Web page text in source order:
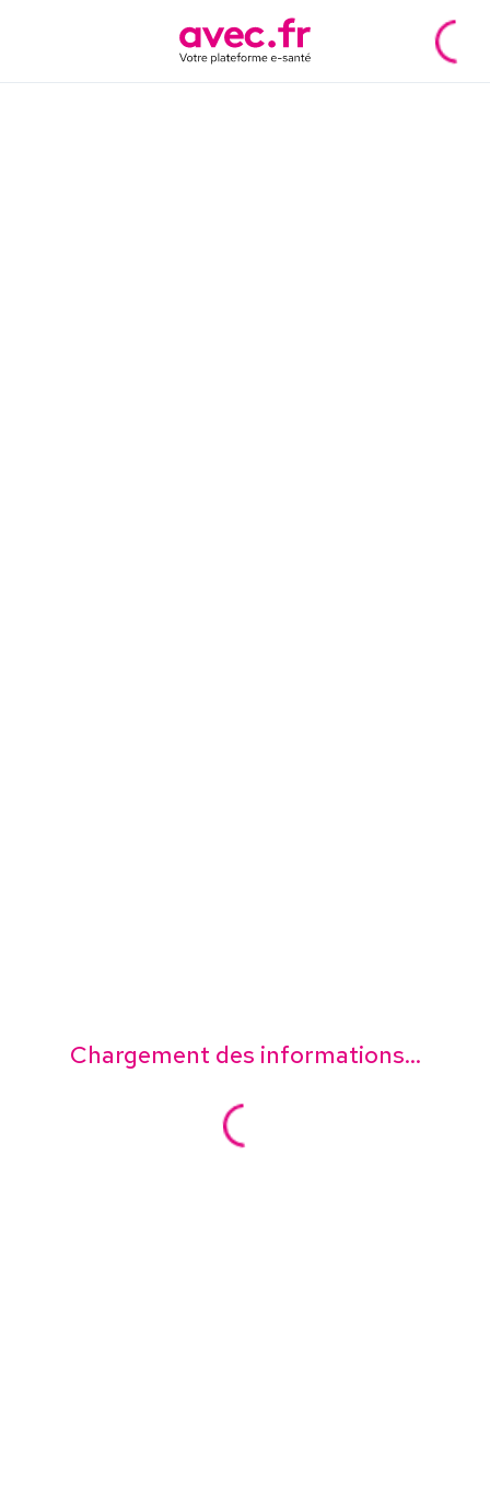
Chargement des informations...